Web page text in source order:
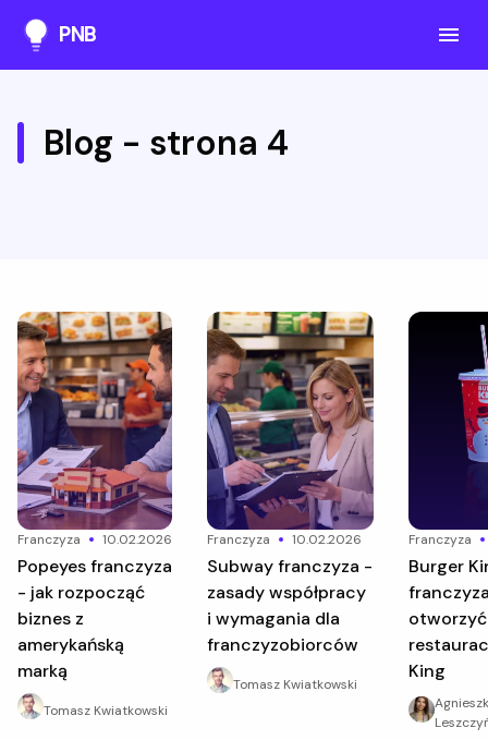
PNB
Blog - strona 4
franczyza 10.02.2026
Popeyes franczyza
- jak rozpocząć
biznes z
amerykańską
marką
Tomasz Kwiatkowski
franczyza 10.02.2026
Subway franczyza -
zasady współpracy
i wymagania dla
franczyzobiorców
Tomasz Kwiatkowski
franczyza
Burger King
otworzyć
King